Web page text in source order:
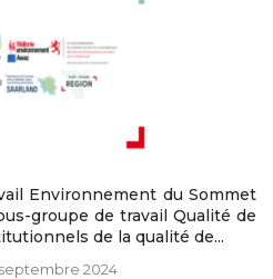
Environnement du Sommet
groupe de travail Qualité de
de la qualité de...
2024